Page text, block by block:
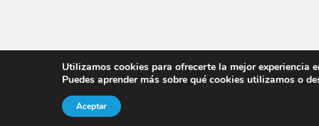
Utilizamos cookies para ofrecerte la mejor experiencia
Puedes aprender más sobre qué cookies utilizamos o
Aceptar